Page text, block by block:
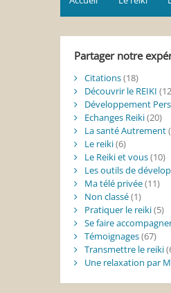
Partager notre
Citations(18)
Découvrir le REIKI
Développement
Echanges Reiki(20)
La santé Autrement
Le reiki(6)
Le Reiki et vous(10)
Les outils de
Ma télé privée(11)
Non classé(1)
Pratiquer le reiki(5)
Se faire
Témoignages(67)
Transmettre le reiki
Une relaxation par